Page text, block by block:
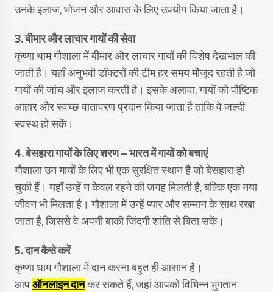
उनके इलाज, भोजन और आवास के लिए उपयोग किया जाता है।
3. बीमार और लाचार गायों की सेवा
कृष्णा धाम गौशाला में बीमार और लाचार गायों की विशेष देखभाल की
जाती है। यहाँ अनुभवी डॉक्टरों की टीम हर समय मौजूद रहती है जो
गायों की जांच और इलाज करती है। इसके अलावा, गायों को पौष्टिक
आहार और स्वच्छ वातावरण प्रदान किया जाता है ताकि वे जल्दी
स्वस्थ हो सकें।
4. बेसहारा गायों के लिए शरण– भारत में गायों को बचाएं
गौशाला उन गायों के लिए भी एक सुरक्षित स्थान है जो बेसहारा हो
चुकी हैं। यहाँ उन्हें न केवल रहने की जगह मिलती है, बल्कि एक नया
जीवन भी मिलता है। गौशाला में उन्हें प्यार और सम्मान के साथ रखा
जाता है, जिससे वे अपनी बाकी जिंदगी शांति से बिता सकें।
5. दान कैसे करें
कृष्णा धाम गौशाला में दान करना बहुत ही आसान है।
आपऑनलाइन दानकर सकते हैं, जहां आपको विभिन्न भुगतान